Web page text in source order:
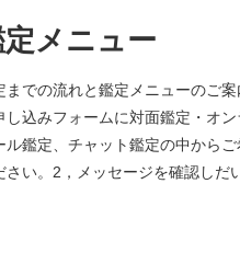
メニュー
までの流れと鑑定メニューのご案
し込みフォームに対面鑑定・オン
ル鑑定、チャット鑑定の中から
さい。2，メッセージを確認しだ